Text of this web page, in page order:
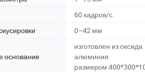
60 кадров/с.
0–42 мм
основание
изготовлен из оксида
алюминия